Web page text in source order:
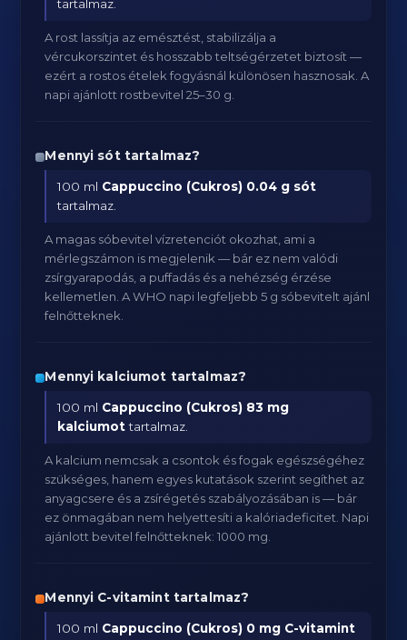
tartalmaz.
A rost lassítja az emésztést, stabilizálja a
vércukorszintet és hosszabb teltségérzetet biztosít —
ezért a rostos ételek fogyásnál különösen hasznosak. A
napi ajánlott rostbevitel 25–30 g.
Mennyi sót tartalmaz?
100 ml Cappuccino (Cukros) 0.04 g sót
tartalmaz.
A magas sóbevitel vízretenciót okozhat, ami a
mérlegszámon is megjelenik — bár ez nem valódi
zsírgyarapodás, a puffadás és a nehézség érzése
kellemetlen. A WHO napi legfeljebb 5 g sóbevitelt ajánl
felnőtteknek.
Mennyi kalciumot tartalmaz?
100 ml Cappuccino (Cukros) 83 mg
kalciumottartalmaz.
A kalcium nemcsak a csontok és fogak egészségéhez
szükséges, hanem egyes kutatások szerint segíthet az
anyagcsere és a zsírégetés szabályozásában is — bár
ez önmagában nem helyettesíti a kalóriadeficitet. Napi
ajánlott bevitel felnőtteknek: 1000 mg.
Mennyi C-vitamint tartalmaz?
100 ml Cappuccino (Cukros) 0 mg C-vitamint